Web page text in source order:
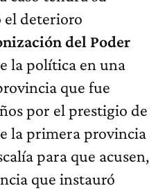
del Poder
la política en una
que fue
por el prestigio de
la primera provincia
para que acusen,
que instauró
de su